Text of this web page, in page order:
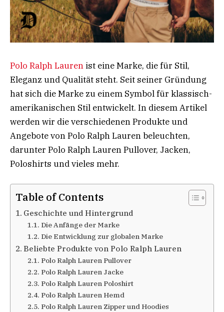
Polo Ralph Lauren ist eine Marke, die für Stil,
Eleganz und Qualität steht. Seit seiner Gründung
hat sich die Marke zu einem Symbol für klassisch-
amerikanischen Stil entwickelt. In diesem Artikel
werden wir die verschiedenen Produkte und
Angebote von Polo Ralph Lauren beleuchten,
darunter Polo Ralph Lauren Pullover, Jacken,
Poloshirts und vieles mehr.
Table of Contents
Geschichte und Hintergrund
Die Anfänge der Marke
Die Entwicklung zur globalen Marke
Beliebte Produkte von Polo Ralph Lauren
Polo Ralph Lauren Pullover
Polo Ralph Lauren Jacke
Polo Ralph Lauren Poloshirt
Polo Ralph Lauren Hemd
Polo Ralph Lauren Zipper und Hoodies